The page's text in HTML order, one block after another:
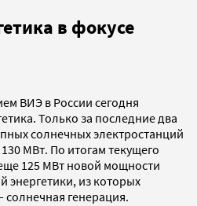
в фокусе
ВИЭ в России сегодня
Только за последние два
солнечных электростанций
МВт. По итогам текущего
125 МВт новой мощности
энергетики, из которых
генерация.